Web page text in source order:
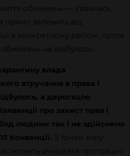
обмежень — з’явилась
прямо залежить від
в конкретному регіоні, проте
не відбулось.
влада
втручання в права і
а дерогацію
про захист прав і
людини так і не здійснено
Конвенції. З точки зору
можуть очікувати програшні